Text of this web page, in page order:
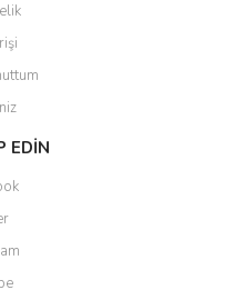
EDİN